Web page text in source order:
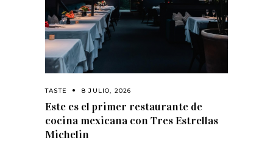
TASTE 8 JULIO, 2026
Este es el primer restaurante de
cocina mexicana con Tres Estrellas
Michelin